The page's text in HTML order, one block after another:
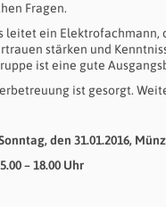
Fragen.
leitet ein Elektrofachmann,
stärken und
ist eine gute
ist gesorgt.
den 31.01.2016,
– 18.00 Uhr